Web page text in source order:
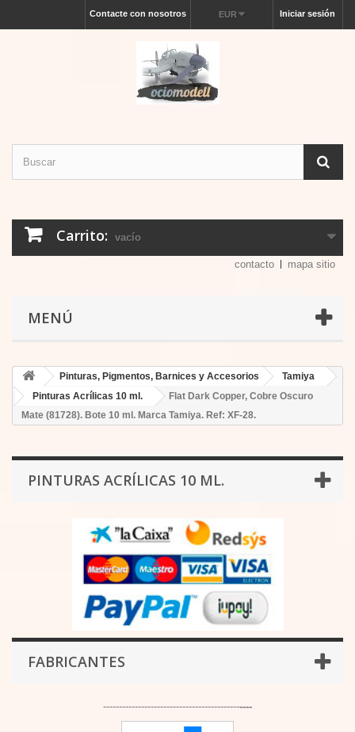
Iniciar sesión
EUR
Contacte con nosotros
Carrito: vacío
contacto mapa sitio
MENÚ
Pinturas, Pigmentos, Barnices y Accesorios
Tamiya
Pinturas Acrílicas 10 ml.
Flat Dark Copper, Cobre Oscuro
Mate (81728). Bote 10 ml. Marca Tamiya. Ref: XF-28.
PINTURAS ACRÍLICAS 10 ML.
FABRICANTES
-----------------------------------------------